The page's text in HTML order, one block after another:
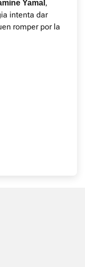
Yamal ,
intenta dar
romper por la